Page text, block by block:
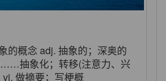
的概念 adj. 抽象的；深奥的
抽象化；转移(注意力、兴
做摘要；写梗概